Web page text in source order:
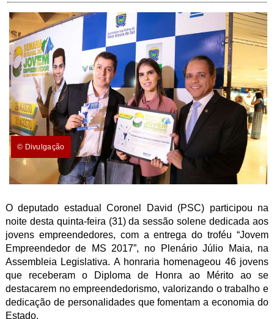
© Divulgação
O deputado estadual Coronel David (PSC) participou na
noite desta quinta-feira (31) da sessão solene dedicada aos
jovens empreendedores, com a entrega do troféu “Jovem
Empreendedor de MS 2017”, no Plenário Júlio Maia, na
Assembleia Legislativa. A honraria homenageou 46 jovens
que receberam o Diploma de Honra ao Mérito ao se
destacarem no empreendedorismo, valorizando o trabalho e
dedicação de personalidades que fomentam a economia do
Estado.